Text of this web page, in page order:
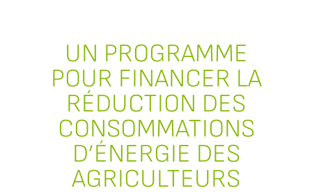
UN PROGRAMME
POUR FINANCER LA
RÉDUCTION DES
CONSOMMATIONS
D’ÉNERGIE DES
AGRICULTEURS